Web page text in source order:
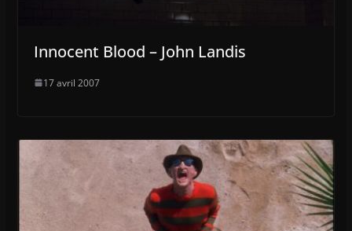
Innocent Blood – John Landis
17 avril 2007